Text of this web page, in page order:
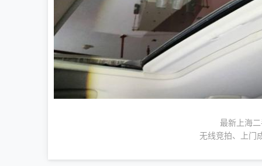
最新上海
无线竞拍、上门